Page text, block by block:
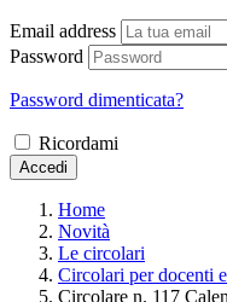
Email address
Password
Password dimenticata?
Ricordami
Accedi
Home
Novità
Le circolari
Circolari per docenti
Circolare n. 117